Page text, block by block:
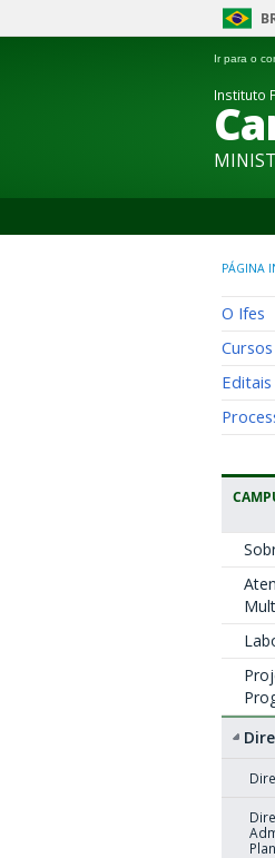
Ir para o
Instituto
PÁGINA
O Ifes
Cursos
Editais